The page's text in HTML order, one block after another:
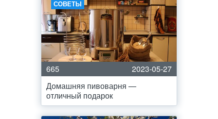
СОВЕТЫ
665
2023-05-27
Домашняя пивоварня —
отличный подарок